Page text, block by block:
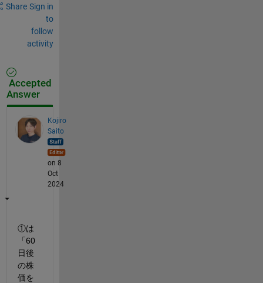
Share Sign in
to
follow
activity
Accepted
Answer
Kojiro
Saito
on 8
Oct
2024
①は
「60
日後
の株
価を